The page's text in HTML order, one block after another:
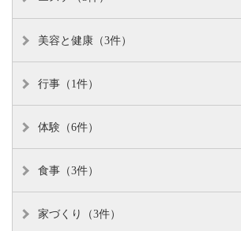
美容と健康（3件）
行事（1件）
体験（6件）
食事（3件）
家づくり（3件）